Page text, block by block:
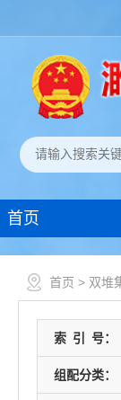
首页
首页 > 双堆
索 引 号：
组配分类：